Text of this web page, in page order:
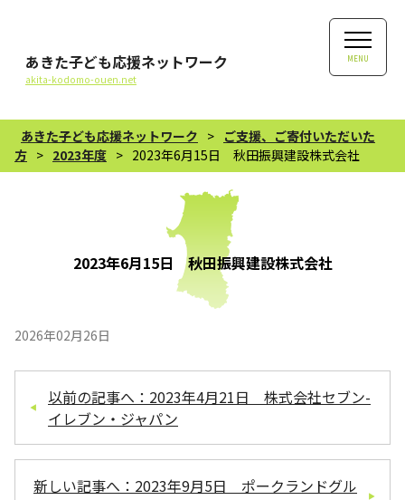
あきた子ども応援ネットワーク
akita-kodomo-ouen.net
MENU
あきた子ども応援ネットワーク > ご支援、ご寄付いただいた
方 > 2023年度 > 2023年6月15日 秋田振興建設株式会社
2023年6月15日 秋田振興建設株式会社
2026年02月26日
以前の記事へ：2023年4月21日 株式会社セブン-
イレブン・ジャパン
新しい記事へ：2023年9月5日 ポークランドグル